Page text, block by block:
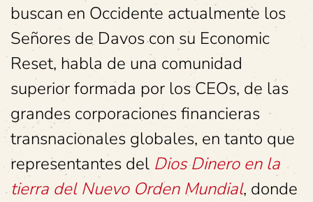
buscan en Occidente actualmente los
Señores de Davos con su Economic
Reset, habla de una comunidad
superior formada por los CEOs, de las
grandes corporaciones financieras
transnacionales globales, en tanto que
representantes del Dios Dinero en la
tierra del Nuevo Orden Mundial, donde